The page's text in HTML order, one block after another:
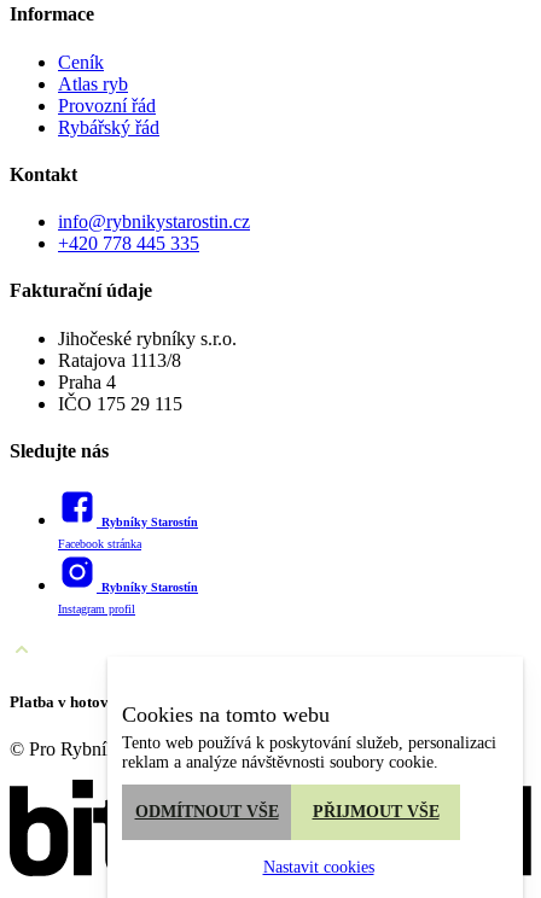
Informace
Ceník
Atlas ryb
Provozní řád
Rybářský řád
Kontakt
info@rybnikystarostin.cz
+420 778 445 335
Fakturační údaje
Jihočeské rybníky s.r.o.
Ratajova 1113/8
Praha 4
IČO 175 29 115
Sledujte nás
Rybníky Starostín
Facebook stránka
Rybníky Starostín
Instagram profil
Platba v hotovosti CZK + PLN nebo kartou (bezkontaktně).
© Pro Rybníky Starostín v roce 2024 vyrobil
Cookies na tomto webu
Tento web používá k poskytování služeb, personalizaci
reklam a analýze návštěvnosti soubory cookie.
Nastavit cookies
ODMÍTNOUT VŠE PŘIJMOUT VŠE